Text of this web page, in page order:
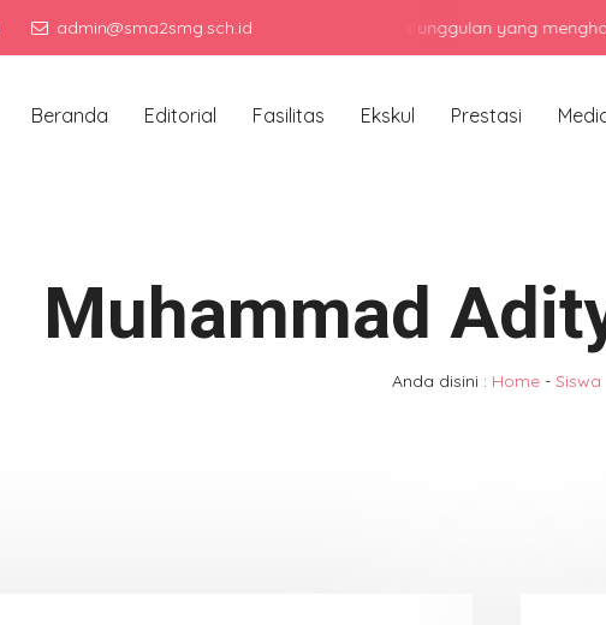
admin@sma2smg.sch.id
Menjadi sekolah menengah atas unggulan yang
Beranda Editorial Fasilitas Ekskul Prestasi
Muhammad
Anda disini : Home - Siswa